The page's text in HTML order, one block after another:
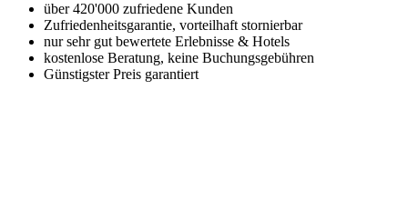
über 420'000 zufriedene Kunden
Zufriedenheitsgarantie, vorteilhaft stornierbar
nur sehr gut bewertete Erlebnisse & Hotels
kostenlose Beratung, keine Buchungsgebühren
Günstigster Preis garantiert